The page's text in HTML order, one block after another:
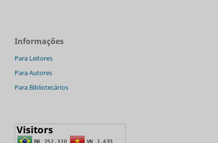
Informações
Para Leitores
Para Autores
Para Bibliotecários